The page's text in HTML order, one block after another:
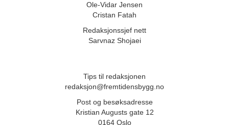
Ole-Vidar Jensen
Cristan Fatah
Redaksjonssjef nett
Sarvnaz Shojaei
Tips til redaksjonen
redaksjon@fremtidensbygg.no
Post og besøksadresse
Kristian Augusts gate 12
0164 Oslo